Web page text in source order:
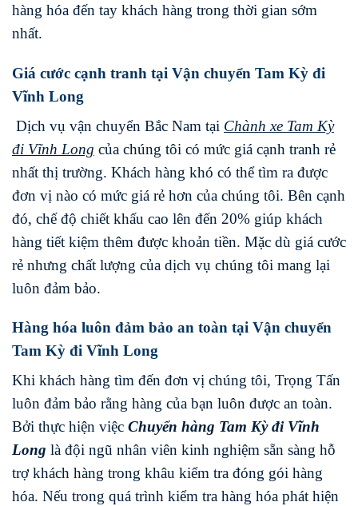
hàng hóa đến tay khách hàng trong thời gian sớm
nhất.
Giá cước cạnh tranh tại Vận chuyển Tam Kỳ đi
Vĩnh Long
Dịch vụ vận chuyển Bắc Nam tại Chành xe Tam Kỳ
đi Vĩnh Long của chúng tôi có mức giá cạnh tranh rẻ
nhất thị trường. Khách hàng khó có thể tìm ra được
đơn vị nào có mức giá rẻ hơn của chúng tôi. Bên cạnh
đó, chế độ chiết khấu cao lên đến 20% giúp khách
hàng tiết kiệm thêm được khoản tiền. Mặc dù giá cước
rẻ nhưng chất lượng của dịch vụ chúng tôi mang lại
luôn đảm bảo.
Hàng hóa luôn đảm bảo an toàn tại Vận chuyển
Tam Kỳ đi Vĩnh Long
Khi khách hàng tìm đến đơn vị chúng tôi, Trọng Tấn
luôn đảm bảo rằng hàng của bạn luôn được an toàn.
Bởi thực hiện việc Chuyển hàng Tam Kỳđi Vĩnh
Long là đội ngũ nhân viên kinh nghiệm sẵn sàng hỗ
trợ khách hàng trong khâu kiểm tra đóng gói hàng
hóa. Nếu trong quá trình kiểm tra hàng hóa phát hiện